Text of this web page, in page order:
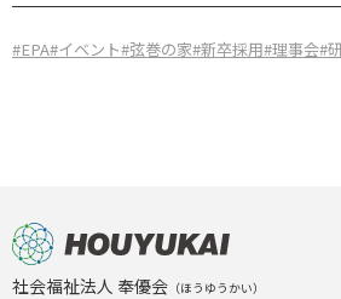
#EPA#イベント#弦巻の家#新卒採用#理事会#
社会福祉法人 奉優会 （ほうゆうかい）